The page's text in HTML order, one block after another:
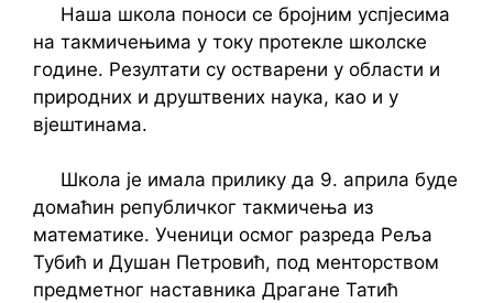
Наша школа поноси се бројним успјесима
на такмичењима у току протекле школске
године. Резултати су остварени у области и
природних и друштвених наука, као и у
вјештинама.
Школа је имала прилику да 9. априла буде
домаћин републичког такмичења из
математике. Ученици осмог разреда Реља
Тубић и Душан Петровић, под менторством
предметног наставника Драгане Татић